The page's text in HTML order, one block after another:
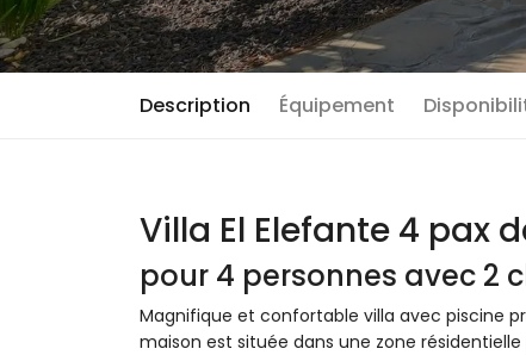
Description Équipement
Villa El Elefante 4 pax
pour 4 personnes avec 2
Magnifique et confortable villa avec piscine
maison est située dans une zone résidentielle